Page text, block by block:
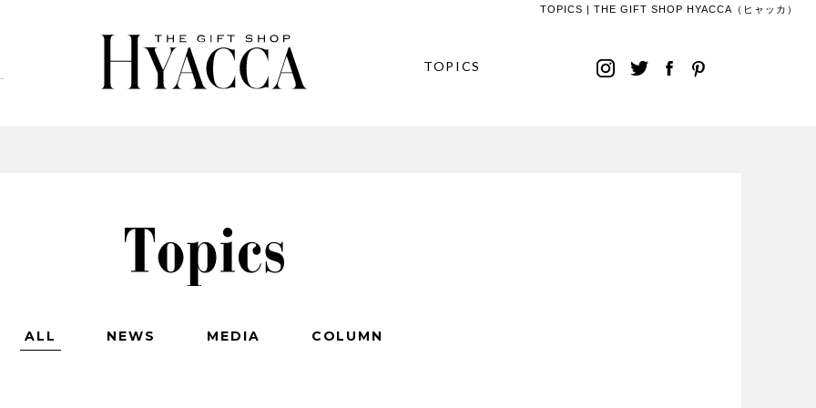
TOPICS | THE GIFT SHOP HYACCA（ヒャッカ）
TOPICS
ALL NEWS MEDIA COLUMN